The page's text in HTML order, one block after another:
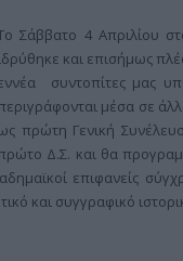
Σάββατο 4 Απριλίου
και επισήμως
συντοπίτες μας
μέσα σε
πρώτη Γενική
Δ.Σ. και θα
επιφανείς
και συγγραφικό